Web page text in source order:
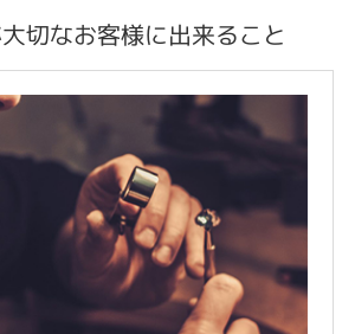
切なお客様に出来ること